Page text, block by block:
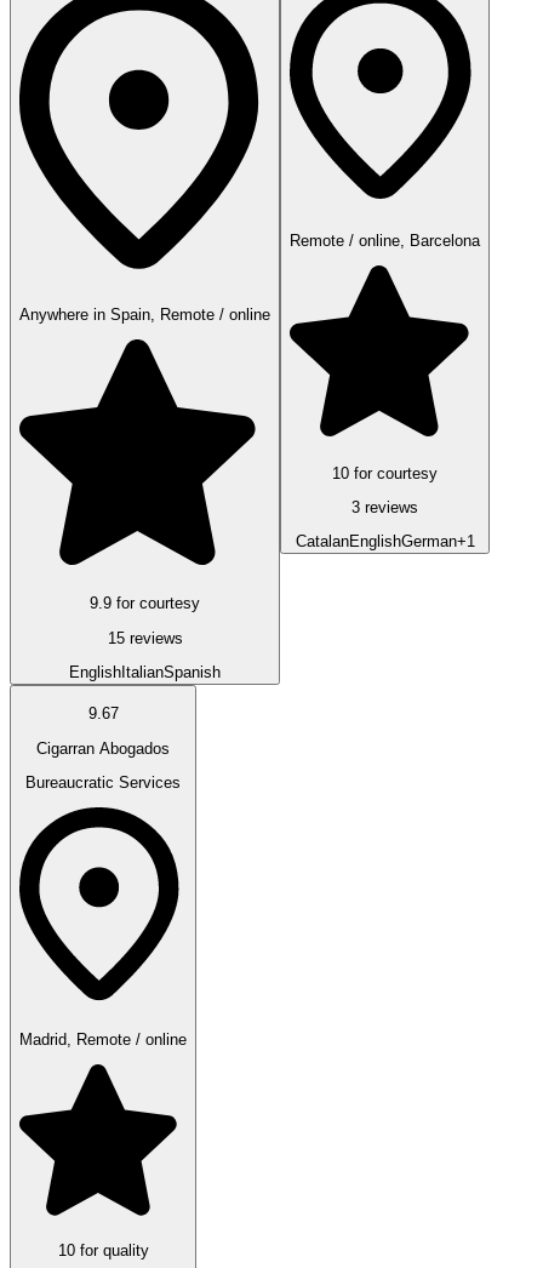
Anywhere in Spain, Remote / online
9.9 for courtesy
15 reviews
English ItalianSpanish
Remote / online, Barcelona
10 for courtesy
3 reviews
CatalanEnglishGerman+1
9.67
Cigarran Abogados
Bureaucratic Services
Madrid, Remote / online
10 for quality